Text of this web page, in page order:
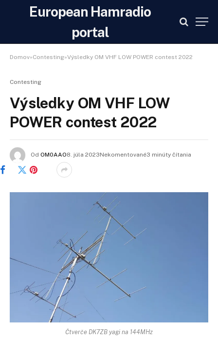
European Hamradio
portal
Domov»Contesting»Výsledky OM VHF LOW POWER contest 2022
Contesting
Výsledky OM VHF LOW
POWER contest 2022
Od OM0AAO8. júla 2023Nekomentované3 minúty čítania
FacebookTwitterPinterest
Čtverče DK7ZB yagi na 144MHz